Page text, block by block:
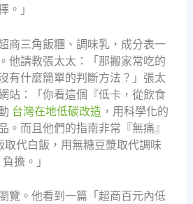
。」
商三角飯糰、調味乳，成分表一
他請教張太太：「那搬家常吃的
有什麼簡單的判斷方法？」張太
站：「你看這個『低卡，從飲食
台灣在地低碳改造 ，用科學化的
。而且他們的指南非常『無痛』
代白飯，用無糖豆漿取代調味
擔。」
覽。他看到一篇「超商百元內低